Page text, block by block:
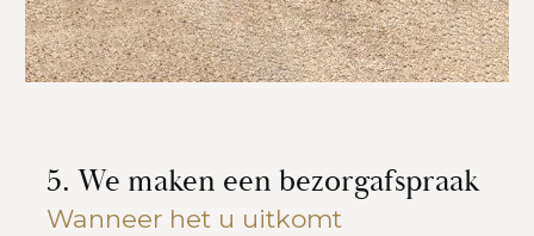
5. We maken een bezorgafspraak
Wanneer het u uitkomt